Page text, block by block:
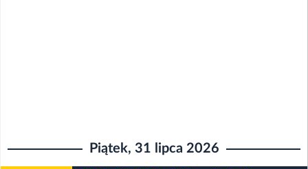
Piątek, 31 lipca 2026